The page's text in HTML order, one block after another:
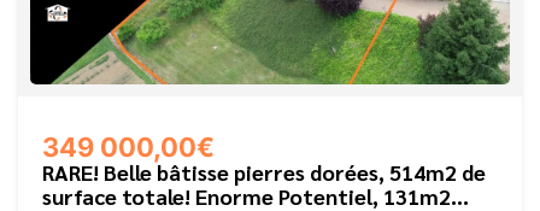
349 000,00€
RARE! Belle bâtisse pierres dorées, 514m2 de
surface totale! Enorme Potentiel, 131m2